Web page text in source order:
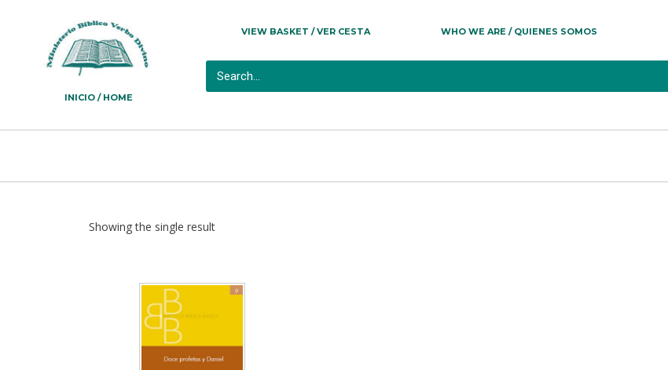
INICIO / HOME
VIEW BASKET / VER CESTA WHO WE ARE / QUIENES SOMOS
Showing the single result